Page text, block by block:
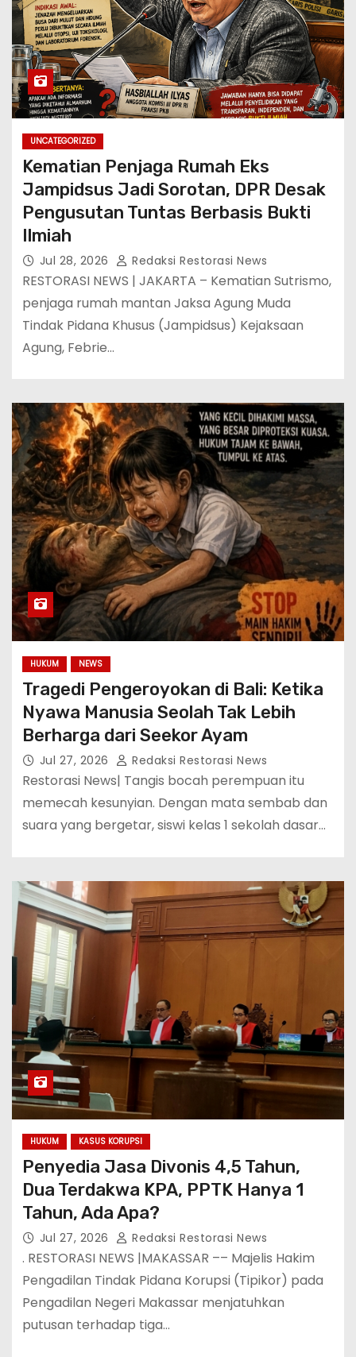
UNCATEGORIZED
Kematian Penjaga Rumah Eks
Jampidsus Jadi Sorotan, DPR Desak
Pengusutan Tuntas Berbasis Bukti
Ilmiah
Jul 28, 2026 Redaksi Restorasi News
RESTORASI NEWS | JAKARTA – Kematian Sutrismo,
penjaga rumah mantan Jaksa Agung Muda
Tindak Pidana Khusus (Jampidsus) Kejaksaan
Agung, Febrie…
HUKUM NEWS
Tragedi Pengeroyokan di Bali: Ketika
Nyawa Manusia Seolah Tak Lebih
Berharga dari Seekor Ayam
Jul 27, 2026 Redaksi Restorasi News
Restorasi News| Tangis bocah perempuan itu
memecah kesunyian. Dengan mata sembab dan
suara yang bergetar, siswi kelas 1 sekolah dasar…
HUKUM KASUS KORUPSI
Penyedia Jasa Divonis 4,5 Tahun,
Dua Terdakwa KPA, PPTK Hanya 1
Tahun, Ada Apa?
Jul 27, 2026 Redaksi Restorasi News
. RESTORASI NEWS |MAKASSAR –– Majelis Hakim
Pengadilan Tindak Pidana Korupsi (Tipikor) pada
Pengadilan Negeri Makassar menjatuhkan
putusan terhadap tiga…